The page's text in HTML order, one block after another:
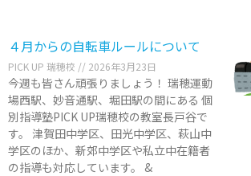
４月からの自転車ルールについて
PICK UP 瑞穂校 2026年3月23日
今週も皆さん頑張りましょう！ 瑞穂運動
場西駅、妙音通駅、堀田駅の間にある 個
別指導塾PICK UP瑞穂校の教室長戸谷で
す。 津賀田中学区、田光中学区、萩山中
学区のほか、新郊中学区や私立中在籍者
の指導も対応しています。 &